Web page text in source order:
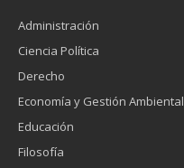
Administración
Ciencia Política
Derecho
Economía y Gestión Ambiental
Educación
Filosofía